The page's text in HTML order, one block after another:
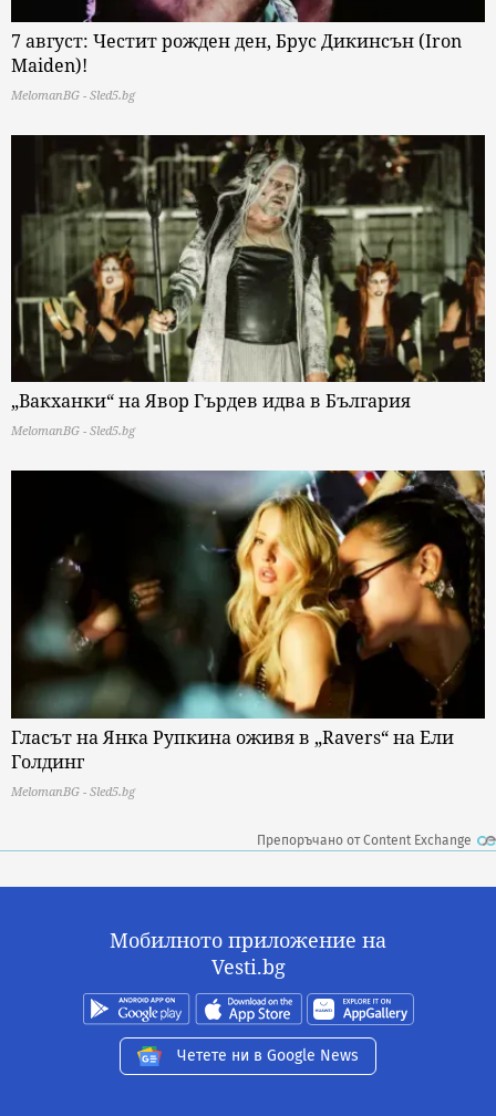
7 август: Честит рожден ден, Брус Дикинсън (Iron
Maiden)!
MelomanBG - Sled5.bg
„Вакханки“ на Явор Гърдев идва в България
MelomanBG - Sled5.bg
Гласът на Янка Рупкина оживя в „Ravers“ на Ели
Голдинг
MelomanBG - Sled5.bg
Препоръчано от Content Exchange
Мобилното приложение на
Vesti.bg
Четете ни в Google News